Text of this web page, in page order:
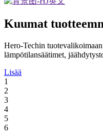
Kuumat
Hero-Techin
lämpötilansäätimet,
Lisää
1
2
3
4
5
6